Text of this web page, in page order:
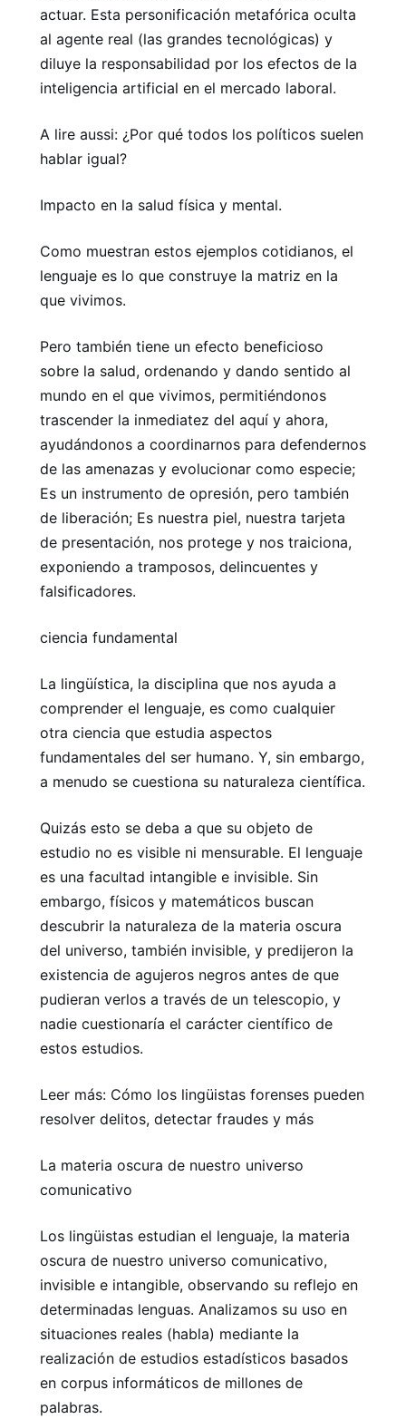
actuar. Esta personificación metafórica oculta
al agente real (las grandes tecnológicas) y
diluye la responsabilidad por los efectos de la
inteligencia artificial en el mercado laboral.
A lire aussi: ¿Por qué todos los políticos suelen
hablar igual?
Impacto en la salud física y mental.
Como muestran estos ejemplos cotidianos, el
lenguaje es lo que construye la matriz en la
que vivimos.
Pero también tiene un efecto beneficioso
sobre la salud, ordenando y dando sentido al
mundo en el que vivimos, permitiéndonos
trascender la inmediatez del aquí y ahora,
ayudándonos a coordinarnos para defendernos
de las amenazas y evolucionar como especie;
Es un instrumento de opresión, pero también
de liberación; Es nuestra piel, nuestra tarjeta
de presentación, nos protege y nos traiciona,
exponiendo a tramposos, delincuentes y
falsificadores.
ciencia fundamental
La lingüística, la disciplina que nos ayuda a
comprender el lenguaje, es como cualquier
otra ciencia que estudia aspectos
fundamentales del ser humano. Y, sin embargo,
a menudo se cuestiona su naturaleza científica.
Quizás esto se deba a que su objeto de
estudio no es visible ni mensurable. El lenguaje
es una facultad intangible e invisible. Sin
embargo, físicos y matemáticos buscan
descubrir la naturaleza de la materia oscura
del universo, también invisible, y predijeron la
existencia de agujeros negros antes de que
pudieran verlos a través de un telescopio, y
nadie cuestionaría el carácter científico de
estos estudios.
Leer más: Cómo los lingüistas forenses pueden
resolver delitos, detectar fraudes y más
La materia oscura de nuestro universo
comunicativo
Los lingüistas estudian el lenguaje, la materia
oscura de nuestro universo comunicativo,
invisible e intangible, observando su reflejo en
determinadas lenguas. Analizamos su uso en
situaciones reales (habla) mediante la
realización de estudios estadísticos basados ​​
en corpus informáticos de millones de
palabras.